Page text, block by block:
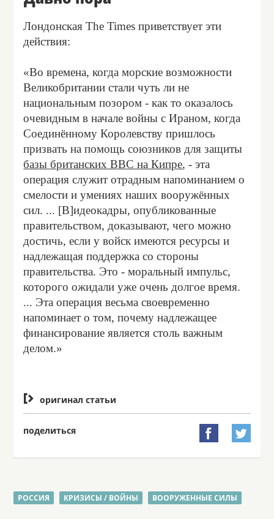
Лондонская The Times приветствует эти
действия:
«Во времена, когда морские возможности
Великобритании стали чуть ли не
национальным позором - как то оказалось
очевидным в начале войны с Ираном, когда
Соединённому Королевству пришлось
призвать на помощь союзников для защиты
базы британских ВВС на Кипре, - эта
операция служит отрадным напоминанием о
смелости и умениях наших вооружённых
сил. ... [В]идеокадры, опубликованные
правительством, доказывают, чего можно
достичь, если у войск имеются ресурсы и
надлежащая поддержка со стороны
правительства. Это - моральный импульс,
которого ожидали уже очень долгое время.
... Эта операция весьма своевременно
напоминает о том, почему надлежащее
финансирование является столь важным
делом.»
 оригинал статьи
поделиться  
РОССИЯ КРИЗИСЫ / ВОЙНЫ ВООРУЖЕННЫЕ СИЛЫ